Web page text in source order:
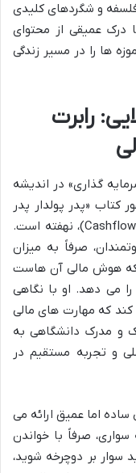
فلسفه و شگردهای کلیدی
درک عمیقی از محتوای
ها را در مسیر زندگی
طلایی: رابرت
شگرد طلایی سرمایه گذاری» در اندیشه
کتاب «پدر پولدار پدر
بی پول» و خالق بازی «گردش مالی» (Cashflow 101)، نهفته است.
صرفاً به میزان
هوش مالی آن هاست
می دهد. او با نگاهی
که مهارت های مالی
و مدرک دانشگاهی به
و تجربه مستقیم در
اما عمیق ارائه می
صرفاً با خواندن
سوار بر دوچرخه شوید،